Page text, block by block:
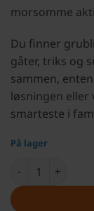
morsomme
Du finner
gåter, triks og
sammen,
løsningen
smarteste i
På lager
Smartest i